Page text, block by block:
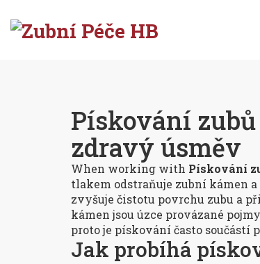
Pískování
zdravý úsměv
When working with Pískování
tlakem odstraňuje zubní kámen
zvyšuje čistotu povrchu zubu a
kámenjsou úzce provázané
proto je pískování často součástí
Jak probíhá